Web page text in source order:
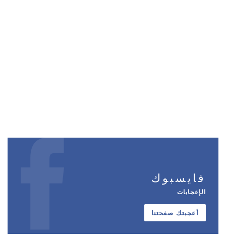
فايسبوك
الإعجابات
أعجبتك صفحتنا